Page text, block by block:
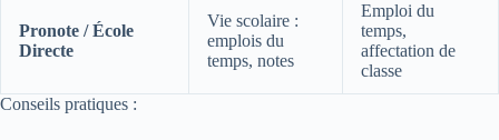
Pronote / École
Directe
Vie scolaire :
emplois du
temps, notes
Emploi du
temps,
affectation de
classe
Conseils pratiques :